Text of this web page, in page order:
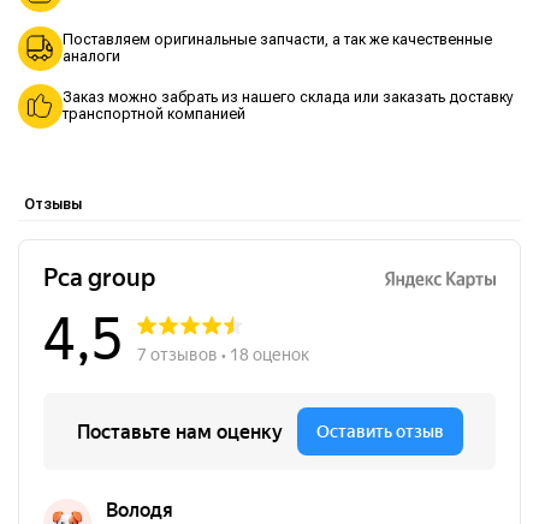
Поставляем оригинальные запчасти, а так же качественные
аналоги
Заказ можно забрать из нашего склада или заказать доставку
транспортной компанией
Отзывы